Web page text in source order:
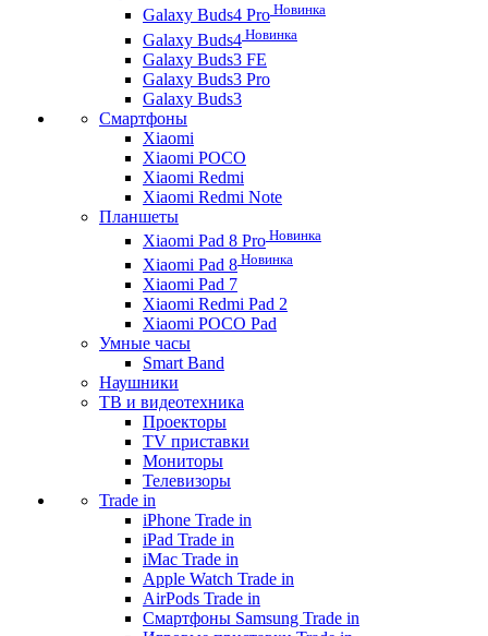
Galaxy Buds4 Pro Новинка
Galaxy Buds4 Новинка
Galaxy Buds3 FE
Galaxy Buds3 Pro
Galaxy Buds3
Смартфоны
Xiaomi
Xiaomi POCO
Xiaomi Redmi
Xiaomi Redmi Note
Планшеты
Xiaomi Pad 8 Pro Новинка
Xiaomi Pad 8 Новинка
Xiaomi Pad 7
Xiaomi Redmi Pad 2
Xiaomi POCO Pad
Умные часы
Smart Band
Наушники
ТВ и видеотехника
Проекторы
TV приставки
Мониторы
Телевизоры
Trade in
iPhone Trade in
iPad Trade in
iMac Trade in
Apple Watch Trade in
AirPods Trade in
Смартфоны Samsung Trade in